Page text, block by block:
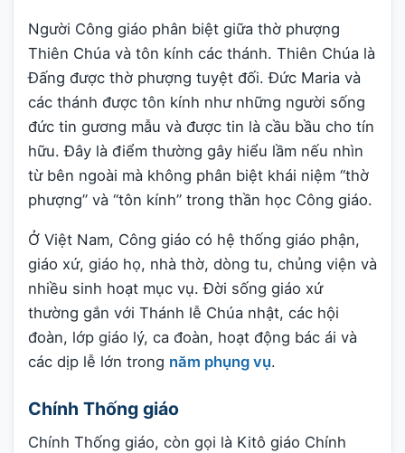
Người Công giáo phân biệt giữa thờ phượng
Thiên Chúa và tôn kính các thánh. Thiên Chúa là
Đấng được thờ phượng tuyệt đối. Đức Maria và
các thánh được tôn kính như những người sống
đức tin gương mẫu và được tin là cầu bầu cho tín
hữu. Đây là điểm thường gây hiểu lầm nếu nhìn
từ bên ngoài mà không phân biệt khái niệm “thờ
phượng” và “tôn kính” trong thần học Công giáo.
Ở Việt Nam, Công giáo có hệ thống giáo phận,
giáo xứ, giáo họ, nhà thờ, dòng tu, chủng viện và
nhiều sinh hoạt mục vụ. Đời sống giáo xứ
thường gắn với Thánh lễ Chúa nhật, các hội
đoàn, lớp giáo lý, ca đoàn, hoạt động bác ái và
các dịp lễ lớn trong năm phụng vụ.
Chính Thống giáo
Chính Thống giáo, còn gọi là Kitô giáo Chính